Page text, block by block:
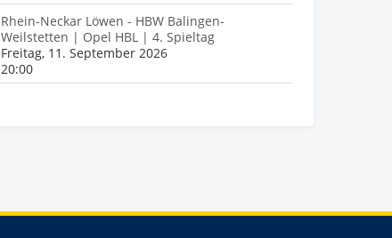
Rhein-Neckar Löwen - HBW Balingen-
Weilstetten | Opel HBL | 4. Spieltag
Freitag, 11. September 2026
20:00